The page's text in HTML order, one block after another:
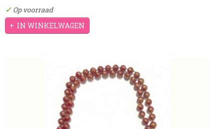
✓ Op voorraad
IN WINKELWAGEN